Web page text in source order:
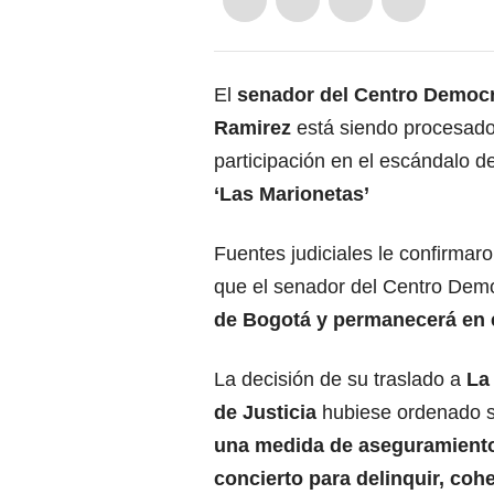
El senador del Centro
Ramirez está siendo
participación en el escándalo
‘Las Marionetas’
Fuentes judiciales le
que el senador del Centro
de Bogotá y permanecerá
La decisión de su traslado a
de Justicia hubiese ordenado
una medida de
concierto para delinquir,